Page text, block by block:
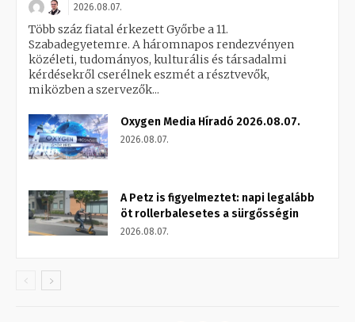
2026.08.07.
Több száz fiatal érkezett Győrbe a 11.
Szabadegyetemre. A háromnapos rendezvényen
közéleti, tudományos, kulturális és társadalmi
kérdésekről cserélnek eszmét a résztvevők,
miközben a szervezők...
Oxygen Media Híradó 2026.08.07.
2026.08.07.
A Petz is figyelmeztet: napi legalább
öt rollerbalesetes a sürgősségin
2026.08.07.